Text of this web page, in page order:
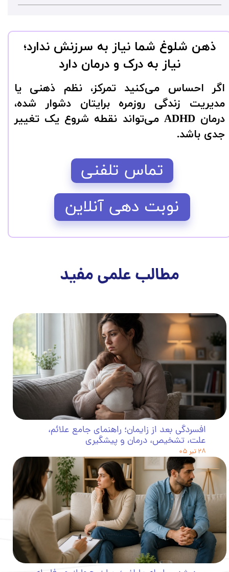
ذهن شلوغ شما نیاز به سرزنش ندارد؛
نیاز به درک و درمان دارد
اگر احساس می‌کنید تمرکز، نظم ذهنی یا
مدیریت زندگی روزمره برایتان دشوار شده،
درمان ADHD می‌تواند نقطه شروع یک تغییر
جدی باشد.
تماس تلفنی
نوبت دهی آنلاین
افسردگی بعد از زایمان؛ راهنمای جامع علائم،
علت، تشخیص، درمان و پیشگیری
۲۸ تیر ۰۵
مطالب علمی مفید